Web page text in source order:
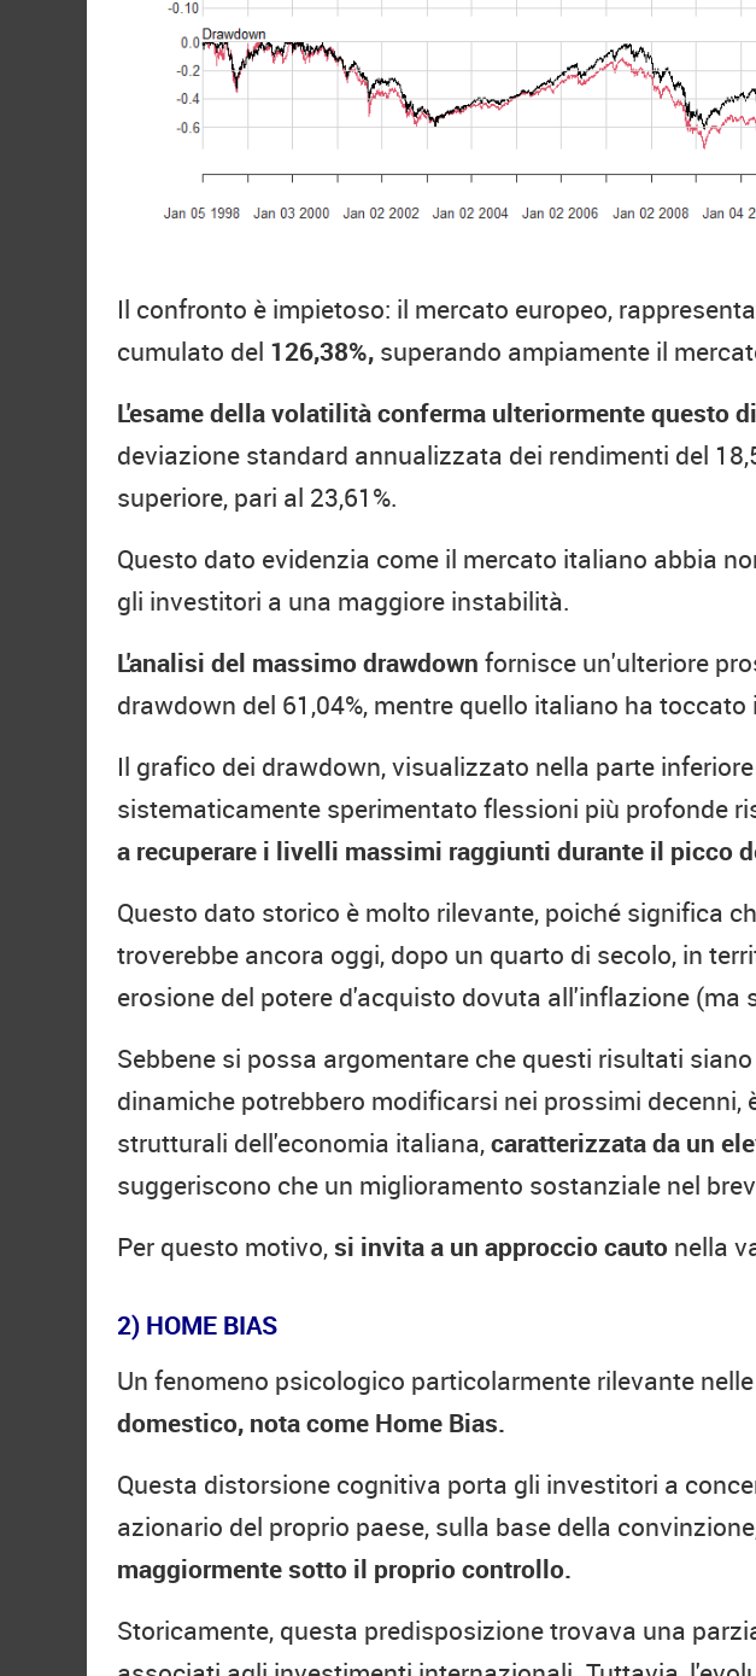
Il confronto è impietoso: il mercato europeo,
cumulato del 126,38%, superando ampiamente il
L'esame della volatilità conferma ulteriormente questo
deviazione standard annualizzata dei rendimenti del
superiore, pari al 23,61%.
Questo dato evidenzia come il mercato italiano abbia
gli investitori a una maggiore instabilità.
L'analisi del massimo drawdown fornisce un'ulteriore
drawdown del 61,04%, mentre quello italiano ha toccato
Il grafico dei drawdown, visualizzato nella parte
sistematicamente sperimentato flessioni più profonde
a recuperare i livelli massimi raggiunti durante il picco
Questo dato storico è molto rilevante, poiché significa
troverebbe ancora oggi, dopo un quarto di secolo, in
erosione del potere d'acquisto dovuta all'inflazione (ma
Sebbene si possa argomentare che questi risultati
dinamiche potrebbero modificarsi nei prossimi
strutturali dell'economia italiana,caratterizzata da un
suggeriscono che un miglioramento sostanziale nel
Per questo motivo,si invita a un approccio cauto nella
2) HOME BIAS
Un fenomeno psicologico particolarmente rilevante
domestico, nota come Home Bias.
Questa distorsione cognitiva porta gli investitori a
azionario del proprio paese, sulla base della
maggiormente sotto il proprio controllo.
Storicamente, questa predisposizione trovava una